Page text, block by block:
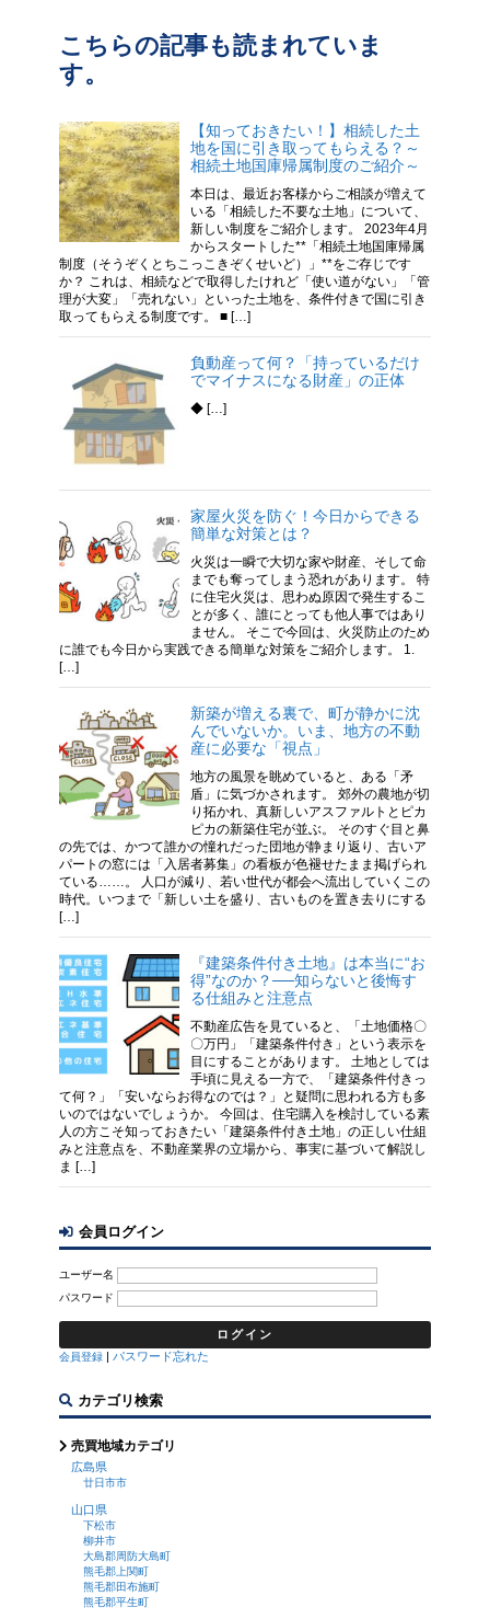
こちらの記事も読まれていま
す。
【知っておきたい！】相続した土
地を国に引き取ってもらえる？～
相続土地国庫帰属制度のご紹介～
本日は、最近お客様からご相談が増えて
いる「相続した不要な土地」について、
新しい制度をご紹介します。 2023年4月
からスタートした**「相続土地国庫帰属
制度（そうぞくとちこっこきぞくせいど）」**をご存じです
か？ これは、相続などで取得したけれど「使い道がない」「管
理が大変」「売れない」といった土地を、条件付きで国に引き
取ってもらえる制度です。 ■ […]
負動産って何？「持っているだけ
でマイナスになる財産」の正体
◆ […]
家屋火災を防ぐ！今日からできる
簡単な対策とは？
火災は一瞬で大切な家や財産、そして命
までも奪ってしまう恐れがあります。 特
に住宅火災は、思わぬ原因で発生するこ
とが多く、誰にとっても他人事ではあり
ません。 そこで今回は、火災防止のため
に誰でも今日から実践できる簡単な対策をご紹介します。 1.
[…]
新築が増える裏で、町が静かに沈
んでいないか。いま、地方の不動
産に必要な「視点」
地方の風景を眺めていると、ある「矛
盾」に気づかされます。 郊外の農地が切
り拓かれ、真新しいアスファルトとピカ
ピカの新築住宅が並ぶ。 そのすぐ目と鼻
の先では、かつて誰かの憧れだった団地が静まり返り、古いア
パートの窓には「入居者募集」の看板が色褪せたまま掲げられ
ている……。 人口が減り、若い世代が都会へ流出していくこの
時代。いつまで「新しい土を盛り、古いものを置き去りにする
[…]
『建築条件付き土地』は本当に“お
得”なのか？──知らないと後悔す
る仕組みと注意点
不動産広告を見ていると、「土地価格〇
〇万円」「建築条件付き」という表示を
目にすることがあります。 土地としては
手頃に見える一方で、「建築条件付きっ
て何？」「安いならお得なのでは？」と疑問に思われる方も多
いのではないでしょうか。 今回は、住宅購入を検討している素
人の方こそ知っておきたい「建築条件付き土地」の正しい仕組
みと注意点を、不動産業界の立場から、事実に基づいて解説し
ま […]
会員ログイン
ユーザー名
パスワード
会員登録 | パスワード忘れた
カテゴリ検索
売買地域カテゴリ
広島県
廿日市市
山口県
下松市
柳井市
大島郡周防大島町
熊毛郡上関町
熊毛郡田布施町
熊毛郡平生町